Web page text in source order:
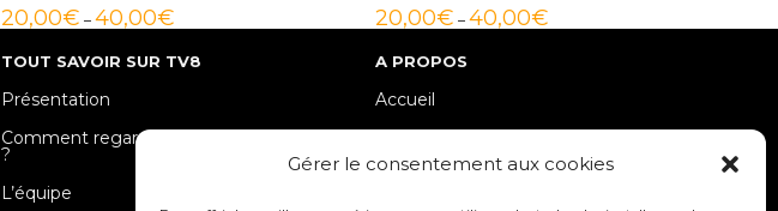
Gérer le consentement aux cookies
20,00€ – 40,00€ 20,00€ – 40,00€
TOUT SAVOIR SUR TV8
Présentation
Comment regarder TV8 Moselle-Est
?
L’équipe
A PROPOS
Accueil
Mentions Légales / Crédits